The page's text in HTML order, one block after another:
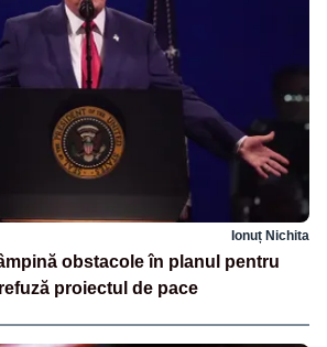
Ionuț Nichita
obstacole în planul pentru
proiectul de pace